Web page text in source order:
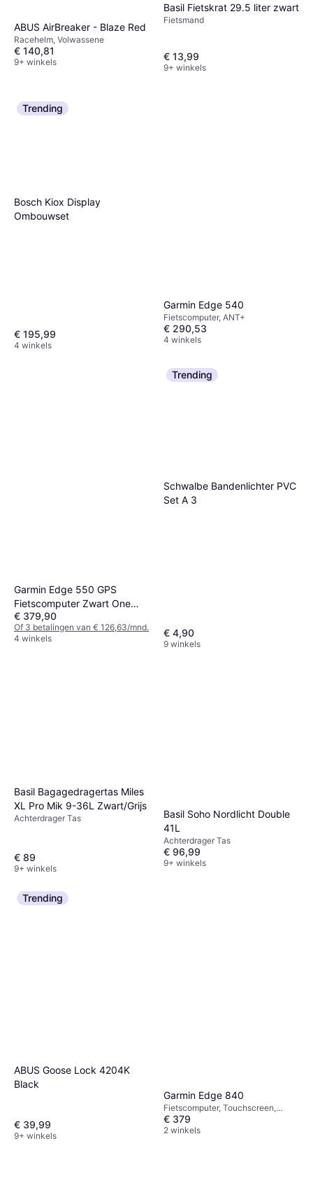
ABUS AirBreaker - Blaze Red
Racehelm, Volwassene
€ 140,81
9+ winkels
Basil Fietskrat 29.5 liter zwart
Fietsmand
€ 13,99
9+ winkels
Trending
Bosch Kiox Display
Ombouwset
€ 195,99
4 winkels
Garmin Edge 540
Fietscomputer, ANT+
€ 290,53
4 winkels
Garmin Edge 550 GPS
Fietscomputer Zwart One
Size
€ 379,90
Of 3 betalingen van € 126,63/mnd.
4 winkels
Trending
Schwalbe Bandenlichter PVC
Set A 3
€ 4,90
9 winkels
Basil Bagagedragertas Miles
XL Pro Mik 9-36L Zwart/Grijs
Achterdrager Tas
€ 89
9+ winkels
Basil Soho Nordlicht Double
41L
Achterdrager Tas
€ 96,99
9+ winkels
Trending
ABUS Goose Lock 4204K
Black
€ 39,99
9+ winkels
Garmin Edge 840
Fietscomputer, Touchscreen,
Kleurendisplay, ANT+
€ 379
2 winkels